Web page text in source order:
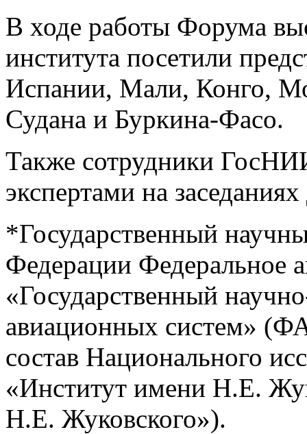
В ходе работы Форума
института посетили
Испании, Мали, Конго,
Судана и Буркина-Фасо.
Также сотрудники
экспертами на
*Государственный
Федерации Федеральное
«Государственный
авиационных систем»
состав Национального
«Институт имени Н.Е.
Н.Е. Жуковского»).